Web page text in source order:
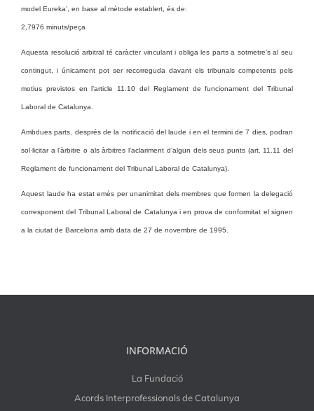
model Eureka’, en base al mètode establert, és de:
2,7976 minuts/peça
Aquesta resolució arbitral té caràcter vinculant i obliga les parts a sotmetre’s al seu
contingut, i únicament pot ser recorreguda davant els tribunals competents pels
motius previstos en l’article 11.10 del Reglament de funcionament del Tribunal
Laboral de Catalunya.
Ambdues parts, després de la notificació del laude i en el termini de 7 dies, podran
sol·licitar a l’àrbitre o als àrbitres l’aclariment d’algun dels seus punts (art. 11.11 del
Reglament de funcionament del Tribunal Laboral de Catalunya).
Aquest laude ha estat emès per unanimitat dels membres que formen la delegació
corresponent del Tribunal Laboral de Catalunya i en prova de conformitat el signen
a la ciutat de Barcelona amb data de 27 de novembre de 1995.
INFORMACIÓ
La Fundació
Acords Interprofessionals de Catalunya